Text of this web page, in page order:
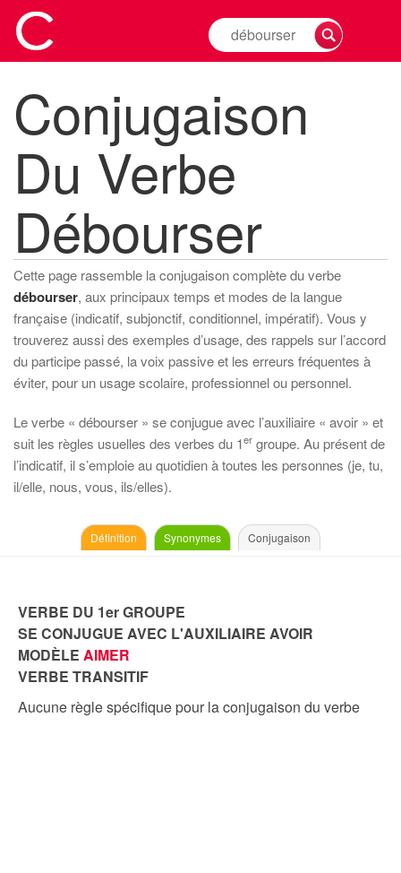
Rechercher
la
d'un
verbe
Conjugaison
Du Verbe
Débourser
Cette page rassemble la conjugaison complète du verbe
débourser, aux principaux temps et modes de la langue
française (indicatif, subjonctif, conditionnel, impératif). Vous y
trouverez aussi des exemples d’usage, des rappels sur l’accord
du participe passé, la voix passive et les erreurs fréquentes à
éviter, pour un usage scolaire, professionnel ou personnel.
Le verbe « débourser » se conjugue avec l’auxiliaire « avoir » et
suit les règles usuelles des verbes du 1er groupe. Au présent de
l’indicatif, il s’emploie au quotidien à toutes les personnes (je, tu,
il/elle, nous, vous, ils/elles).
Définition Synonymes Conjugaison
VERBE DU 1er GROUPE
SE CONJUGUE AVEC L'AUXILIAIRE AVOIR
MODÈLE AIMER
VERBE TRANSITIF
Aucune règle spécifique pour la conjugaison du verbe